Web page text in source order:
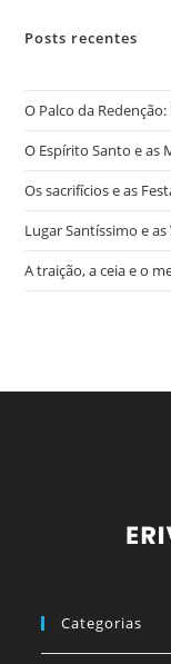
Posts recentes
O Palco da
O Espírito Santo e as
Os sacrifícios e as
Lugar Santíssimo e
A traição, a ceia e o
Categorias